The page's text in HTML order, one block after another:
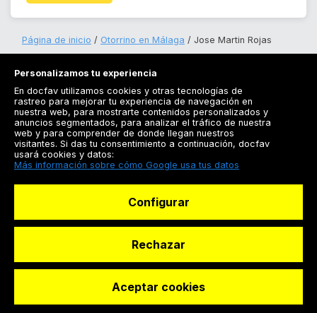
Solicitar reserva
Página de inicio Otorrino en Málaga Jose Martin Rojas
Registrarse
Docfav
© Dashboard Technologies S.L
Personalizamos tu experiencia
En docfav utilizamos cookies y otras tecnologías de
rastreo para mejorar tu experiencia de navegación en
nuestra web, para mostrarte contenidos personalizados y
anuncios segmentados, para analizar el tráfico de nuestra
web y para comprender de donde llegan nuestros
visitantes. Si das tu consentimiento a continuación, docfav
usará cookies y datos:
Más información sobre cómo Google usa tus datos
Configurar
Rechazar
Aceptar cookies